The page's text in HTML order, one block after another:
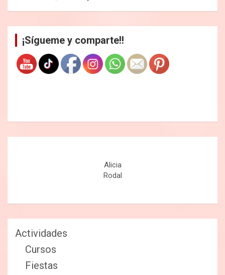
¡Sígueme y comparte!!
Alicia
Rodal
Actividades
Cursos
Fiestas